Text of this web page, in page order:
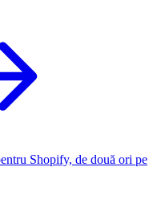
Shopify, de două ori pe